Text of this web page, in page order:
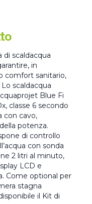
di scaldacqua
in
comfort sanitario,
scaldacqua
Blue Fi
classe 6 secondo
con cavo,
potenza.
di controllo
con sonda
2 litri al minuto,
LCD e
Come optional per
stagna
il Kit di